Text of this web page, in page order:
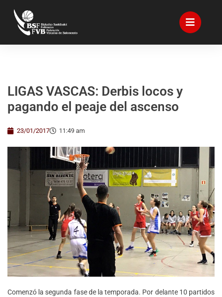
LIGAS VASCAS: Derbis locos y
pagando el peaje del ascenso
23/01/2017 11:49 am
Comenzó la segunda fase de la temporada. Por delante 10 partidos